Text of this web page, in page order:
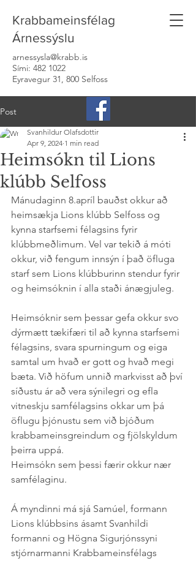
Krabbameinsfélag
Árnessýslu
arnessysla@krabb.is
Sími: 482 1022
Eyravegur 31, 800 Selfoss
Post
Heimsókn til Lions
klúbb Selfoss
Svanhildur Olafsdottir
Apr 9, 2024 1 min read
Mánudaginn 8.apríl bauðst okkur að
heimsækja Lions klúbb Selfoss og
kynna starfsemi félagsins fyrir
klúbbmeðlimum. Vel var tekið á móti
okkur, við fengum innsýn í það öfluga
starf sem Lions klúbburinn stendur fyrir
og heimsóknin í alla staði ánægjuleg.
Heimsóknir sem þessar gefa okkur svo
dýrmætt tækifæri til að kynna starfsemi
félagsins, svara spurningum og eiga
samtal um hvað er gott og hvað megi
bæta. Við höfum unnið markvisst að því
síðustu ár að vera sýnilegri og efla
vitneskju samfélagsins okkar um þá
öflugu þjónustu sem við bjóðum
krabbameinsgreindum og fjölskyldum
þeirra uppá.
Heimsókn sem þessi færir okkur nær
samfélaginu.
Á myndinni má sjá Samúel, formann
Lions klúbbsins ásamt Svanhildi
formanni og Högna Sigurjónssyni
stjórnarmanni Krabbameinsfélags